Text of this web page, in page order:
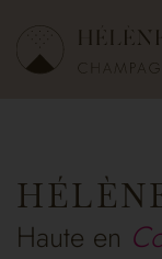
Haute en